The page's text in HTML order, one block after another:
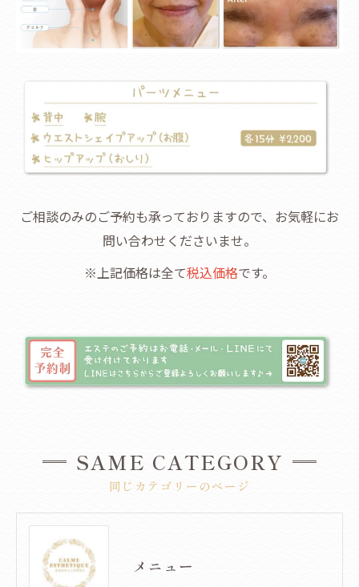
ご相談のみのご予約も承っておりますので、お気軽にお
問い合わせくださいませ。
※上記価格は全て税込価格です。
同じカテゴリーのページ
SAME CATEGORY
メニュー